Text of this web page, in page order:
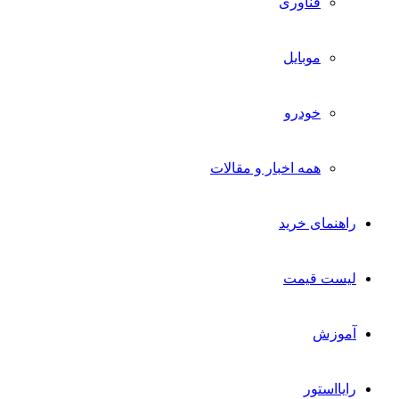
موبایل
خودرو
همه اخبار و مقالات
راهنمای خرید
لیست قیمت
آموزش
رایااستور